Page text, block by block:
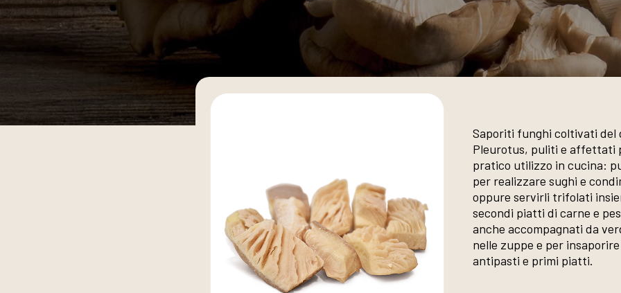
Saporiti funghi coltivati del
Pleurotus, puliti e affettati
pratico utilizzo in cucina:
per realizzare sughi e
oppure servirli trifolati
secondi piatti di carne e
anche accompagnati da
nelle zuppe e per
antipasti e primi piatti.